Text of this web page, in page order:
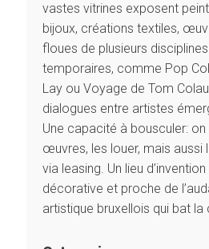
vastes vitrines exposent
bijoux, créations textiles,
floues de plusieurs
temporaires, comme Pop
Lay ou Voyage de Tom
dialogues entre artistes
Une capacité à bousculer:
œuvres, les louer, mais aussi
via leasing. Un lieu
décorative et proche de
artistique bruxellois qui bat la